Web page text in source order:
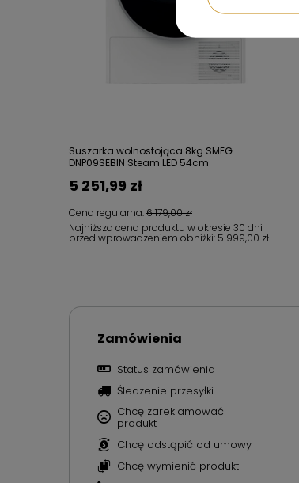
Suszarka wolnostojąca 8kg SMEG
DNP09SEBIN Steam LED 54cm
Cena regularna:6 179,00 zł
5 251,99 zł
Najniższa cena produktu w okresie 30 dni
przed wprowadzeniem obniżki: 5 999,00 zł
Zamówienia
Status zamówienia
Śledzenie przesyłki
Chcę zareklamować
produkt
Chcę odstąpić od umowy
Chcę wymienić produkt